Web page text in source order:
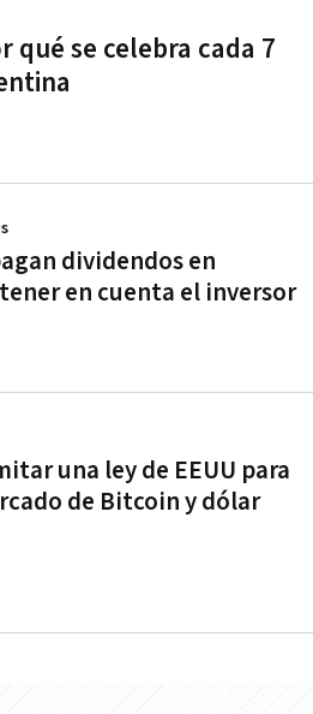
qué se celebra cada 7
dividendos en
en cuenta el inversor
una ley de EEUU para
de Bitcoin y dólar